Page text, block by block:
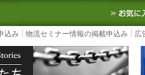
ニュースサイト
3PL, SCMなど国内外の最
込み 物流セミナー情報の掲載申込み 広